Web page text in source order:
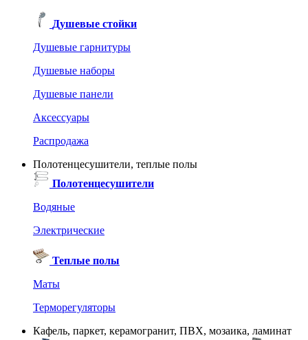
Душевые стойки
Душевые гарнитуры
Душевые наборы
Душевые панели
Аксессуары
Распродажа
Полотенцесушители, теплые полы
Полотенцесушители
Водяные
Электрические
Теплые полы
Маты
Терморегуляторы
Кафель, паркет, керамогранит, ПВХ, мозаика, ламинат